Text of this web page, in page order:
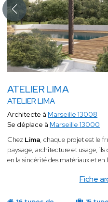
ATELIER LIMA
ATELIER LIMA
Fiche
Architecte à Marseille 13008
Se déplace à Marseille 13000
Chez Lima, chaque projet est le
paysage, architecture et usage,
en la sincérité des matériaux et en